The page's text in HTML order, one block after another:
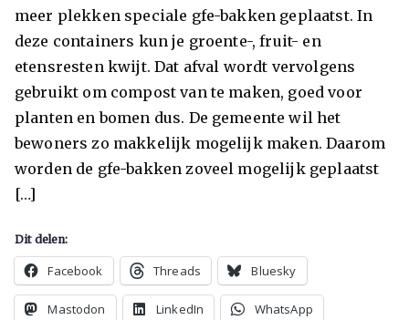
meer plekken speciale gfe-bakken geplaatst. In
deze containers kun je groente-, fruit- en
etensresten kwijt. Dat afval wordt vervolgens
gebruikt om compost van te maken, goed voor
planten en bomen dus. De gemeente wil het
bewoners zo makkelijk mogelijk maken. Daarom
worden de gfe-bakken zoveel mogelijk geplaatst
[…]
Dit delen:
Facebook Threads Bluesky
Mastodon LinkedIn WhatsApp